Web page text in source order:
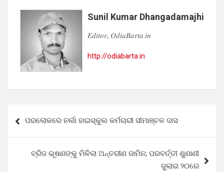
Sunil Kumar Dhangadamajhi
𝐸𝑑𝑖𝑡𝑜𝑟, 𝑂𝑑𝑖𝑎𝐵𝑎𝑟𝑡𝑎.𝑖𝑛
http://odiabarta.in
navigation
ପରଲୋକରେ ନର୍ଲା ହାଇସ୍କୁଲ କର୍ମଚାରୀ ସୀମାଞ୍ଚଳ ଦାସ
ବ୍ରିଜ ଭୂଷଣଙ୍କୁ ମିଳିଲା ଅନ୍ତରୀଣ ଜାମିନ; ପରବର୍ତ୍ତୀ ଶୁଣାଣୀ
ଜୁଲାଇ ୨୦ରେ